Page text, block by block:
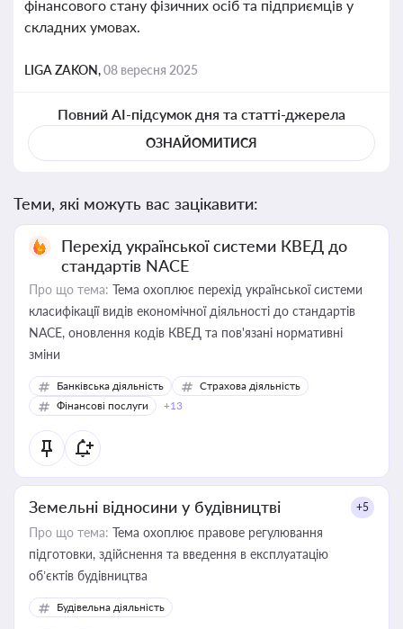
фінансового стану фізичних осіб та підприємців у
складних умовах.
LIGA ZAKON,08 вересня 2025
Повний AI-підсумок дня та статті-джерела
ОЗНАЙОМИТИСЯ
Теми, які можуть вас зацікавити:
Перехід української системи КВЕД до
стандартів NACE
Про що тема: Тема охоплює перехід української системи
класифікації видів економічної діяльності до стандартів
NACE, оновлення кодів КВЕД та пов'язані нормативні
зміни
Банківська діяльність
Страхова діяльність
Фінансові послуги
+13
Земельні відносини у будівництві +5
Про що тема: Тема охоплює правове регулювання
підготовки, здійснення та введення в експлуатацію
об’єктів будівництва
Будівельна діяльність